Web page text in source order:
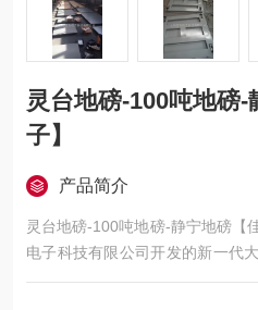
灵台地磅-100吨地磅
子】
产品简介
灵台地磅-100吨地磅-静宁地磅【
电子科技有限公司开发的新一代
式（第四代拱形状）结构，整体